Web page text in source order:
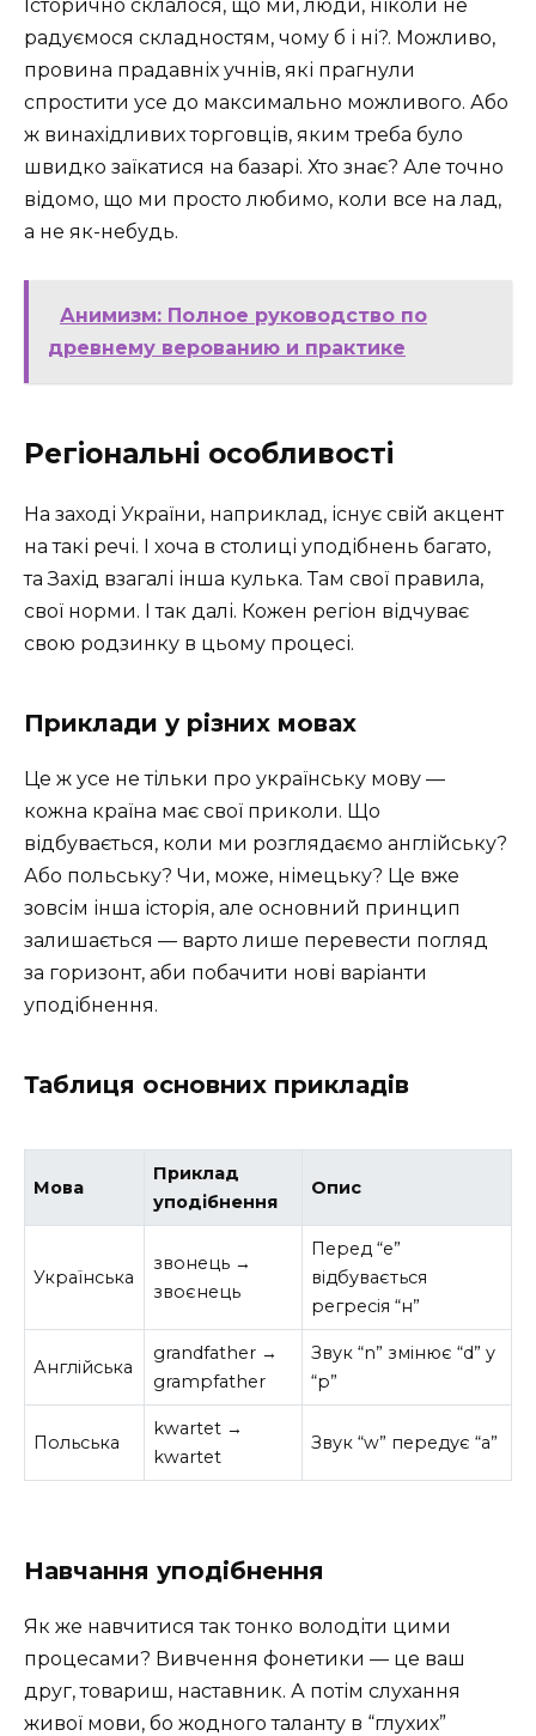
Історично склалося, що ми, люди, ніколи не
радуємося складностям, чому б і ні?. Можливо,
провина прадавніх учнів, які прагнули
спростити усе до максимально можливого. Або
ж винахідливих торговців, яким треба було
швидко заїкатися на базарі. Хто знає? Але точно
відомо, що ми просто любимо, коли все на лад,
а не як-небудь.
Анимизм: Полное руководство по
древнему верованию и практике
Регіональні особливості
На заході України, наприклад, існує свій акцент
на такі речі. І хоча в столиці уподібнень багато,
та Захід взагалі інша кулька. Там свої правила,
свої норми. І так далі. Кожен регіон відчуває
свою родзинку в цьому процесі.
Приклади у різних мовах
Це ж усе не тільки про українську мову —
кожна країна має свої приколи. Що
відбувається, коли ми розглядаємо англійську?
Або польську? Чи, може, німецьку? Це вже
зовсім інша історія, але основний принцип
залишається — варто лише перевести погляд
за горизонт, аби побачити нові варіанти
уподібнення.
Таблиця основних прикладів
Мова
Приклад
уподібнення
Опис
Українська
звонець →
звоєнець
Перед “е”
відбувається
регресія “н”
Англійська
grandfather →
grampfather
Звук “n” змінює “d” у
“p”
Польська
kwartet →
kwartet
Звук “w” передує “a”
Навчання уподібнення
Як же навчитися так тонко володіти цими
процесами? Вивчення фонетики — це ваш
друг, товариш, наставник. А потім слухання
живої мови, бо жодного таланту в “глухих”